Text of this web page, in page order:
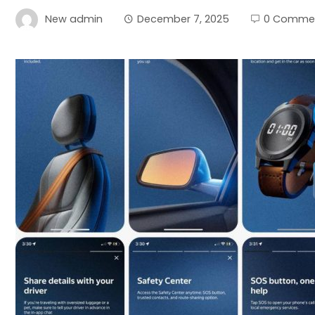
New admin December 7, 2025 0